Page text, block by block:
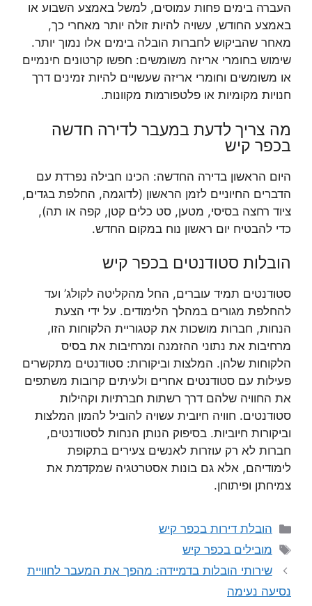
העברה בימים פחות עמוסים, למשל באמצע השבוע או
באמצע החודש, עשויה להיות זולה יותר מאחרי כך,
מאחר שהביקוש לחברות הובלה בימים אלו נמוך יותר.
שימוש בחומרי אריזה משומשים: חפשו קרטונים חינמיים
או משומשים וחומרי אריזה שעשויים להיות זמינים דרך
חנויות מקומיות או פלטפורמות מקוונות.
מה צריך לדעת במעבר לדירה חדשה
בכפר קיש
היום הראשון בדירה החדשה: הכינו חבילה נפרדת עם
הדברים החיוניים לזמן הראשון (לדוגמה, החלפת בגדים,
ציוד רחצה בסיסי, מטען, סט כלים קטן, קפה או תה),
כדי להבטיח יום ראשון נוח במקום החדש.
הובלות סטודנטים בכפר קיש
סטודנטים תמיד עוברים, החל מהקליטה לקולג’ ועד
להחלפת מגורים במהלך הלימודים. על ידי הצעת
הנחות, חברות מושכות את קטגוריית הלקוחות הזו,
מרחיבות את נתוני ההזמנה ומרחיבות את בסיס
הלקוחות שלהן. המלצות וביקורות: סטודנטים מתקשרים
פעילות עם סטודנטים אחרים ולעיתים קרובות משתפים
את החוויה שלהם דרך רשתות חברתיות וקהילות
סטודנטים. חוויה חיובית עשויה להוביל להמון המלצות
וביקורות חיוביות. בסיפוק הנותן הנחות לסטודנטים,
חברות לא רק עוזרות לאנשים צעירים בתקופת
לימודיהם, אלא גם בונות אסטרטגיה שמקדמת את
צמיחתן ופיתוחן.
קטגוריות
הובלת דירות בכפר קיש
תגיות
מובילים בכפר קיש
שירותי הובלות בדמיידה: מהפך את המעבר לחוויית
נסיעה נעימה